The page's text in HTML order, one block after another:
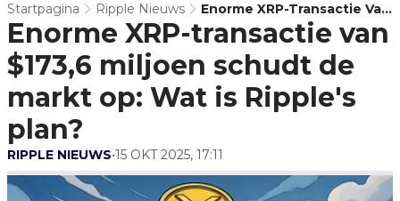
Startpagina Ripple Nieuws
Enorme XRP-Transactie Van
$173,6 Miljoen Schudt De
Markt Op: Wat Is Ripple's
Plan?
Enorme XRP-transactie van
$173,6 miljoen schudt de
markt op: Wat is Ripple's
plan?
RIPPLE NIEUWS•15 OKT 2025, 17:11